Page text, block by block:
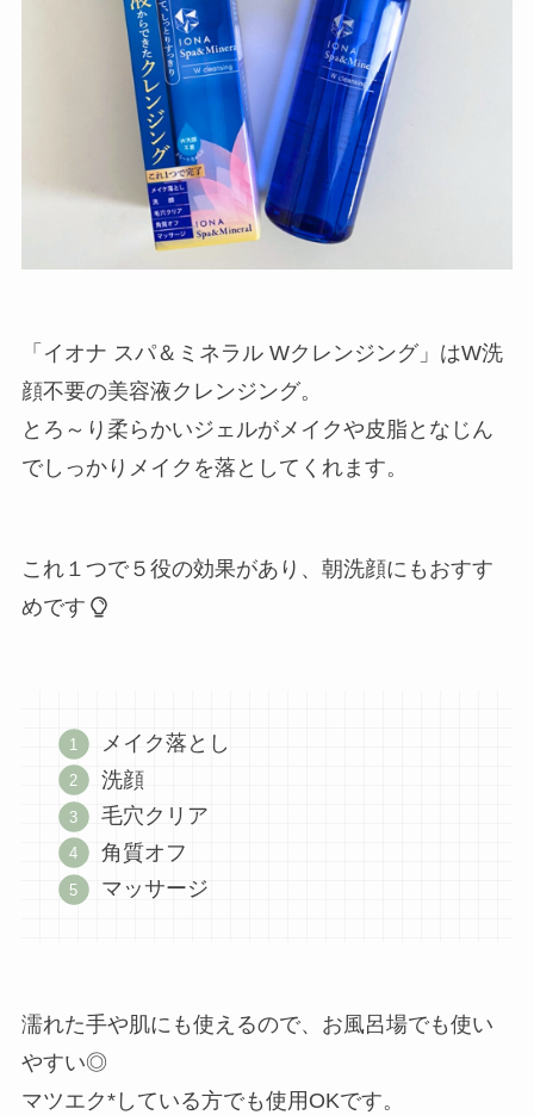
「イオナ スパ＆ミネラル Wクレンジング」はW洗
顔不要の美容液クレンジング。
とろ～り柔らかいジェルがメイクや皮脂となじん
でしっかりメイクを落としてくれます。
これ１つで５役の効果があり、朝洗顔にもおすす
めです
メイク落とし
洗顔
毛穴クリア
角質オフ
マッサージ
濡れた手や肌にも使えるので、お風呂場でも使い
やすい◎
マツエク*している方でも使用OKです。